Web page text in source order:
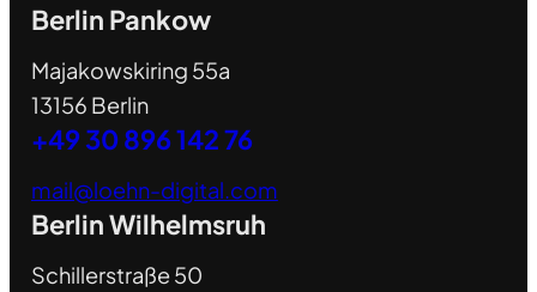
Berlin Pankow
Majakowskiring 55a
13156 Berlin
+49 30 896 142 76
mail@loehn-digital.com
Berlin Wilhelmsruh
Schillerstraße 50